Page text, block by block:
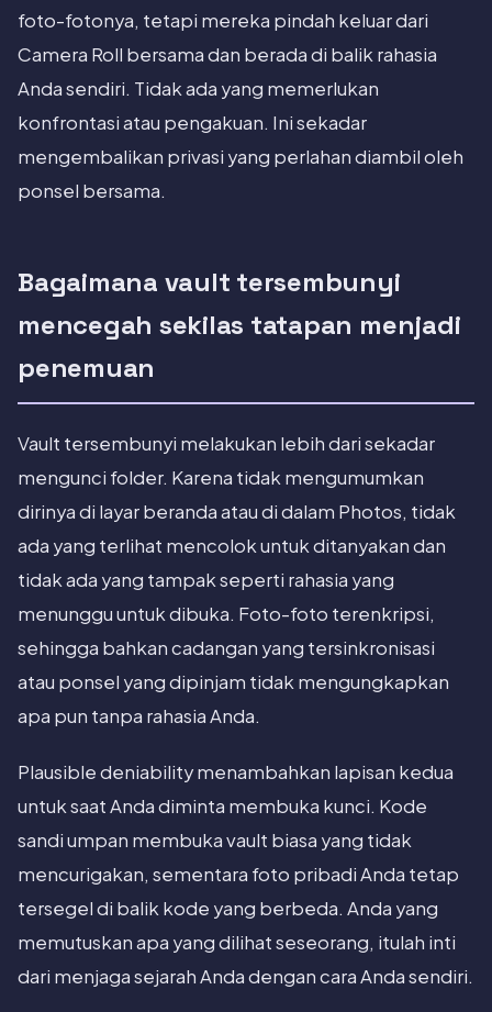
foto-fotonya, tetapi mereka pindah keluar dari
Camera Roll bersama dan berada di balik rahasia
Anda sendiri. Tidak ada yang memerlukan
konfrontasi atau pengakuan. Ini sekadar
mengembalikan privasi yang perlahan diambil oleh
ponsel bersama.
Bagaimana vault tersembunyi
mencegah sekilas tatapan menjadi
penemuan
Vault tersembunyi melakukan lebih dari sekadar
mengunci folder. Karena tidak mengumumkan
dirinya di layar beranda atau di dalam Photos, tidak
ada yang terlihat mencolok untuk ditanyakan dan
tidak ada yang tampak seperti rahasia yang
menunggu untuk dibuka. Foto-foto terenkripsi,
sehingga bahkan cadangan yang tersinkronisasi
atau ponsel yang dipinjam tidak mengungkapkan
apa pun tanpa rahasia Anda.
Plausible deniability menambahkan lapisan kedua
untuk saat Anda diminta membuka kunci. Kode
sandi umpan membuka vault biasa yang tidak
mencurigakan, sementara foto pribadi Anda tetap
tersegel di balik kode yang berbeda. Anda yang
memutuskan apa yang dilihat seseorang, itulah inti
dari menjaga sejarah Anda dengan cara Anda sendiri.